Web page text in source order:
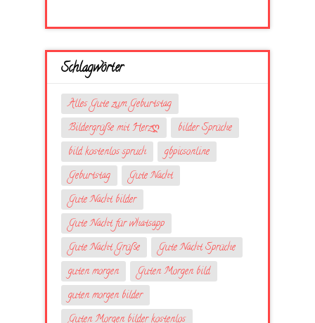
Schlagwörter
Alles Gute zum Geburtstag
Bildergrüße mit Herzღ
bilder Sprüche
bild kostenlos spruch
gbpicsonline
Geburtstag
Gute Nacht
Gute Nacht bilder
Gute Nacht für whatsapp
Gute Nacht Grüße
Gute Nacht Sprüche
guten morgen
Guten Morgen bild
guten morgen bilder